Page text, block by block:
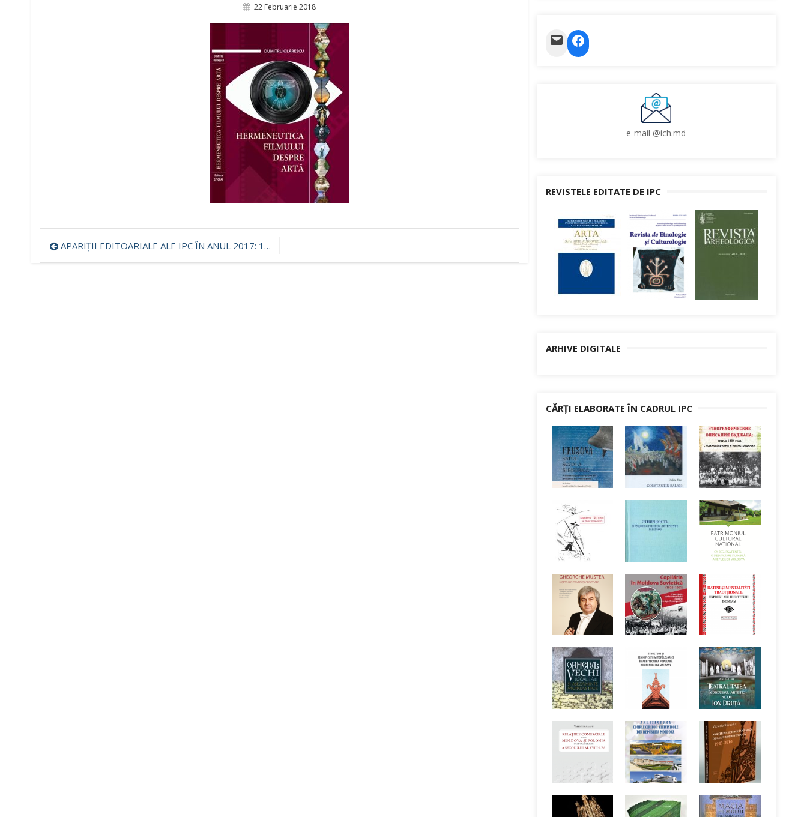
Posted
22 Februarie 2018
Navigare
în
APARIȚII EDITOARIALE ALE IPC ÎN ANUL 2017: 14 MONOGRAFII
MailFacebook
e-mail @ich.md
REVISTELE EDITATE DE IPC
ARHIVE DIGITALE
CĂRȚI ELABORATE ÎN CADRUL IPC